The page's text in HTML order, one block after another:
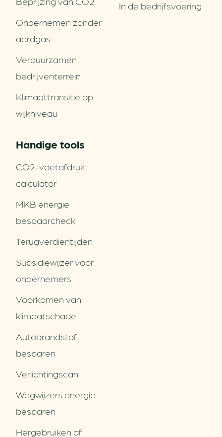
Ondernemen zonder
aardgas
Verduurzamen
bedrijventerrein
Klimaattransitie op
wijkniveau
In de bedrijfsvoering
Handige tools
CO2-voetafdruk
calculator
MKB energie
bespaarcheck
Terugverdien­tijden
Subsidiewijzer voor
ondernemers
Voorkomen van
klimaatschade
Autobrandstof
besparen
Verlichtingscan
Wegwijzers energie
besparen
Hergebruiken of